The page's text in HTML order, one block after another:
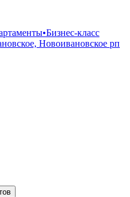
•Бизнес-класс
Новоивановское рп